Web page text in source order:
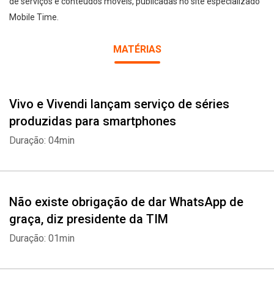
Mobile Time.
MATÉRIAS
Vivo e Vivendi lançam serviço de séries
produzidas para smartphones
Duração: 04min
Não existe obrigação de dar WhatsApp de
graça, diz presidente da TIM
Duração: 01min